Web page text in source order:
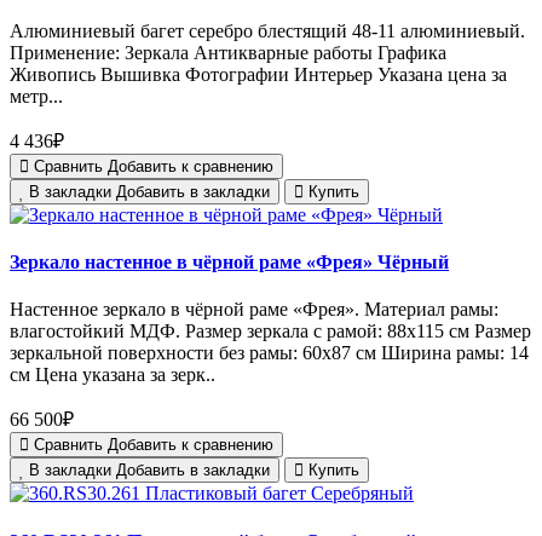
Алюминиевый багет серебро блестящий 48-11 алюминиевый.
Применение: Зеркала Антикварные работы Графика
Живопись Вышивка Фотографии Интерьер Указана цена за
метр...
4 436₽
Сравнить Добавить к сравнению
В закладки Добавить в закладки Купить
Зеркало настенное в чёрной раме «Фрея» Чёрный
Настенное зеркало в чёрной раме «Фрея». Материал рамы:
влагостойкий МДФ. Размер зеркала с рамой: 88х115 см Размер
зеркальной поверхности без рамы: 60х87 см Ширина рамы: 14
см Цена указана за зерк..
66 500₽
Сравнить Добавить к сравнению
В закладки Добавить в закладки Купить